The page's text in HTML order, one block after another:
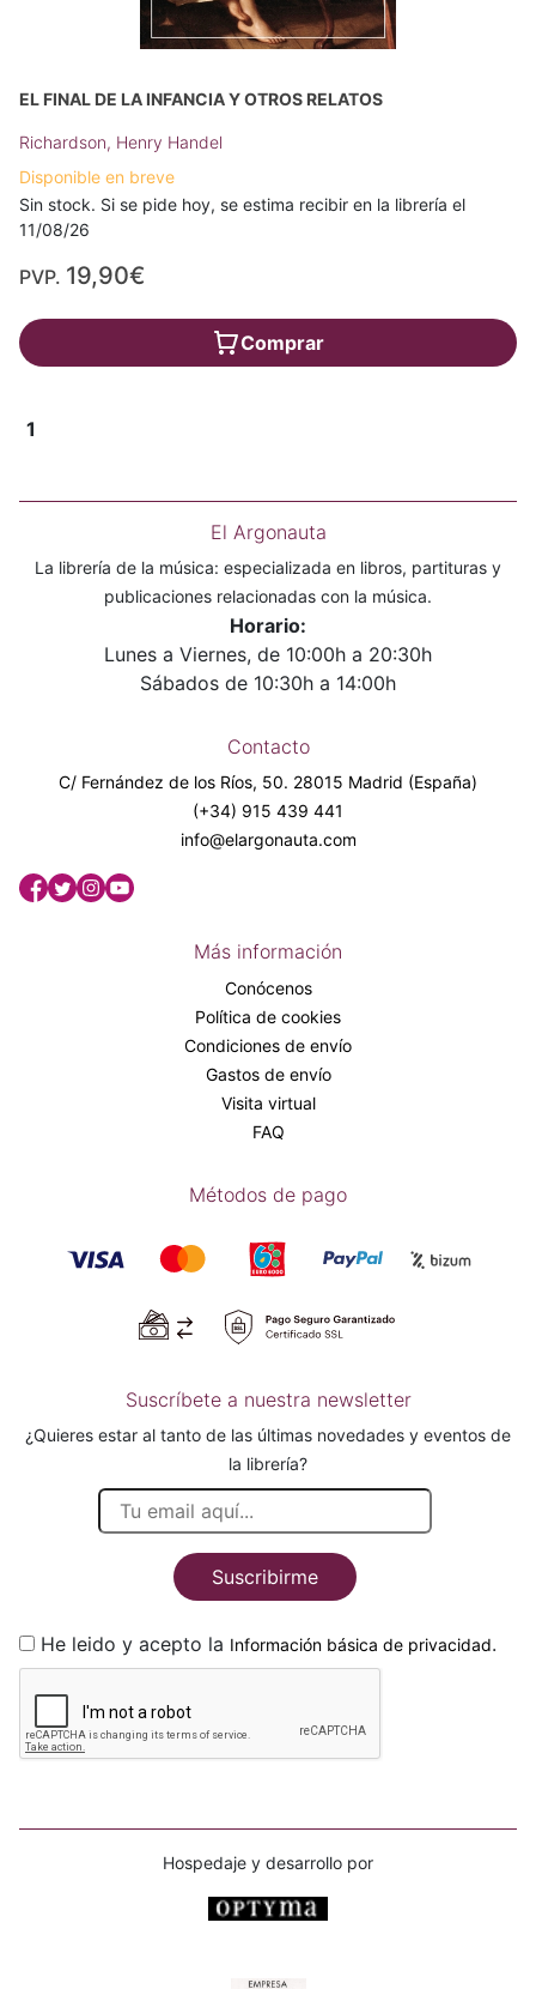
EL FINAL DE LA INFANCIA Y OTROS RELATOS
Richardson, Henry Handel
Disponible en breve
Sin stock. Si se pide hoy, se estima recibir en la librería el
11/08/26
PVP. 19,90€
Comprar
1
El Argonauta
La librería de la música: especializada en libros, partituras y
publicaciones relacionadas con la música.
Horario:
Lunes a Viernes, de 10:00h a 20:30h
Sábados de 10:30h a 14:00h
Contacto
C/ Fernández de los Ríos, 50. 28015 Madrid (España)
(+34) 915 439 441
info@elargonauta.com
Más información
Conócenos
Política de cookies
Condiciones de envío
Gastos de envío
Visita virtual
FAQ
Métodos de pago
Suscríbete a nuestra newsletter
¿Quieres estar al tanto de las últimas novedades y eventos de
la librería?
Suscribirme
He leido y acepto la Información básica de privacidad.
Hospedaje y desarrollo por